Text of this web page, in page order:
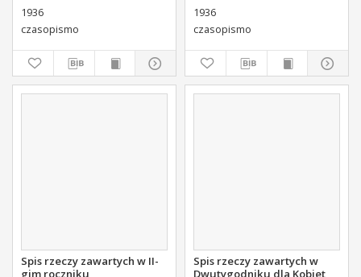
1936
czasopismo
1936
czasopismo
Spis rzeczy zawartych w II-
gim roczniku
Spis rzeczy zawartych w
Dwutygodniku dla Kobiet